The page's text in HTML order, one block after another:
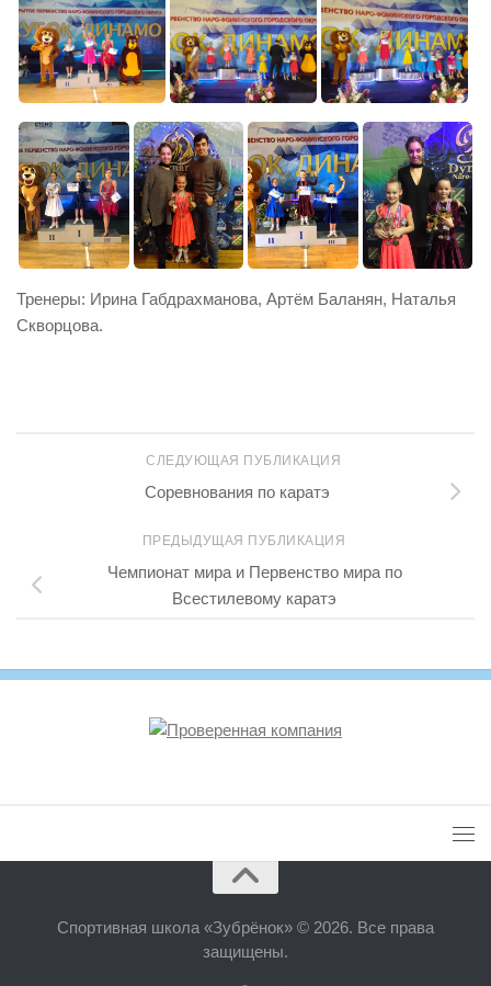
Тренеры: Ирина Габдрахманова, Артём Баланян, Наталья
Скворцова.
СЛЕДУЮЩАЯ ПУБЛИКАЦИЯ
Соревнования по каратэ
ПРЕДЫДУЩАЯ ПУБЛИКАЦИЯ
Чемпионат мира и Первенство мира по
Всестилевому каратэ
Спортивная школа «Зубрёнок» © 2026. Все права
защищены.